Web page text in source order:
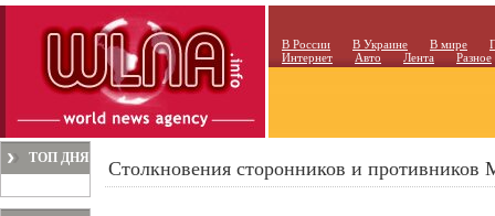
В России В Украине В мире
Интернет
Авто Лента Разное
ТОП ДНЯ Столкновения сторонников и